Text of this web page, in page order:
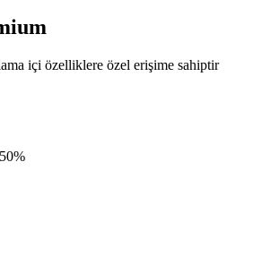
içi özelliklere özel erişime sahiptir
50%